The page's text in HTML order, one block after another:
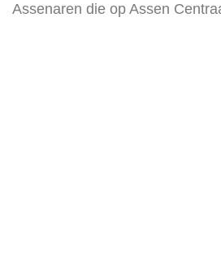
Assenaren die op Assen